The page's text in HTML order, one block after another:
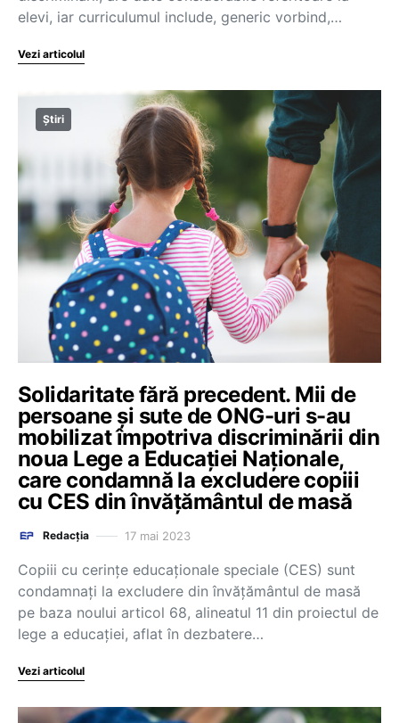
elevi, iar curriculumul include, generic vorbind,…
Vezi articolul
Știri
Solidaritate fără precedent. Mii de
persoane și sute de ONG-uri s-au
mobilizat împotriva discriminării din
noua Lege a Educației Naționale,
care condamnă la excludere copiii
cu CES din învățământul de masă
Redacția 17 mai 2023
Copiii cu cerințe educaționale speciale (CES) sunt
condamnați la excludere din învățământul de masă
pe baza noului articol 68, alineatul 11 din proiectul de
lege a educației, aflat în dezbatere…
Vezi articolul